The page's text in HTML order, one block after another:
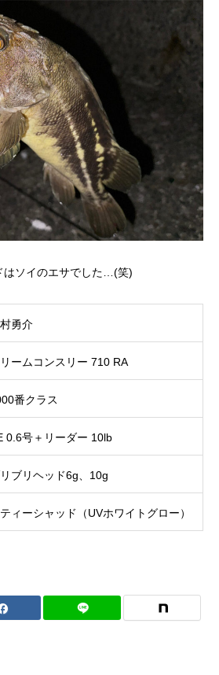
はソイのエサでした…(笑)
勇介
リームコンスリー 710 RA
番クラス
0.6号＋リーダー 10lb
ブリヘッド6g、10g
ィーシャッド（UVホワイトグロー）